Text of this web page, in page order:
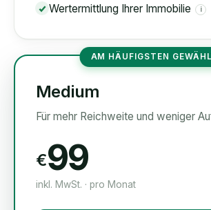
Wertermittlung Ihrer Immobilie i
AM HÄUFIGSTEN
Medium
Für mehr Reichweite und weniger
€99
inkl. MwSt. · pro Monat